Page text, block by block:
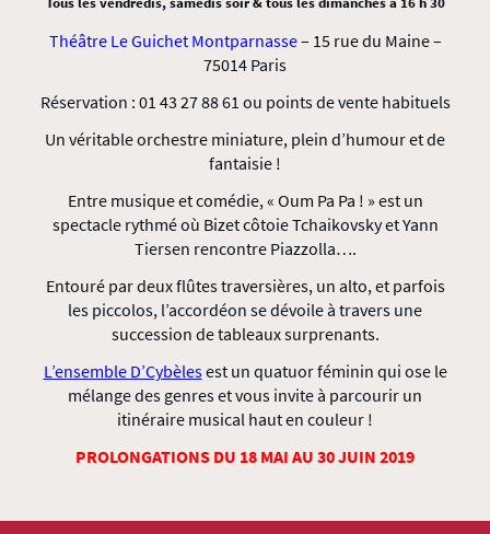
Théâtre Le Guichet Montparnasse– 15 rue du Maine –
75014 Paris
Réservation : 01 43 27 88 61 ou points de vente habituels
Un véritable orchestre miniature, plein d’humour et de
fantaisie !
Entre musique et comédie, « Oum Pa Pa ! » est un
spectacle rythmé où Bizet côtoie Tchaikovsky et Yann
Tiersen rencontre Piazzolla….
Entouré par deux flûtes traversières, un alto, et parfois
les piccolos, l’accordéon se dévoile à travers une
succession de tableaux surprenants.
L’ensemble D’Cybèlesest un quatuor féminin qui ose le
mélange des genres et vous invite à parcourir un
itinéraire musical haut en couleur !
PROLONGATIONS DU 18 MAI AU 30 JUIN 2019